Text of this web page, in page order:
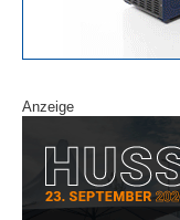
Anzeige